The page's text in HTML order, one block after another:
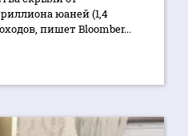
юаней (1,4
пишет Bloomber...